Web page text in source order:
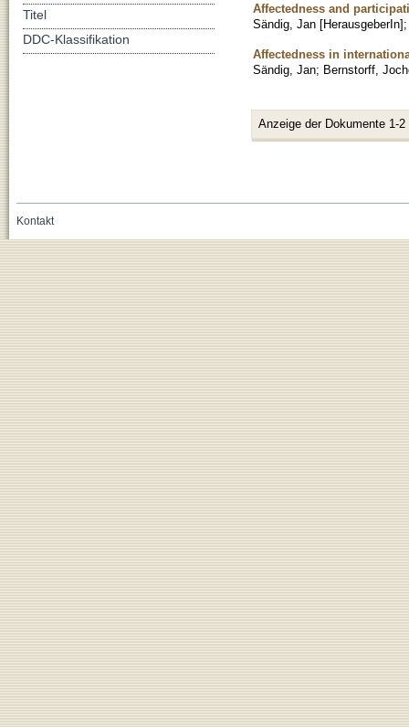
Affectedness and
Sändig, Jan [HerausgeberIn]
Affectedness in
Sändig, Jan; Bernstorff,
Anzeige der Dokumente 1-2
Titel
DDC-Klassifikation
Kontakt